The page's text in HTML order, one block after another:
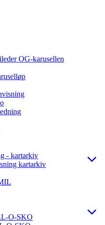
OG-karusellen
- kartarkiv
kartarkiv
O-SKO